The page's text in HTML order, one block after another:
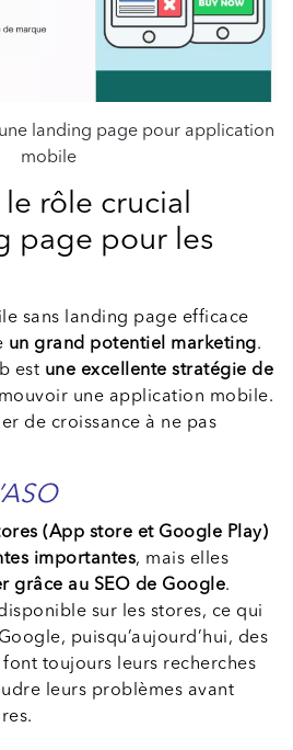
une landing page pour application
mobile
rôle crucial
page pour les
sans landing page efficace
un grand potentiel marketing.
est une excellente stratégie de
une application mobile.
de croissance à ne pas
(App store et Google Play)
importantes, mais elles
grâce au SEO de Google.
sur les stores, ce qui
puisqu’aujourd’hui, des
toujours leurs recherches
leurs problèmes avant